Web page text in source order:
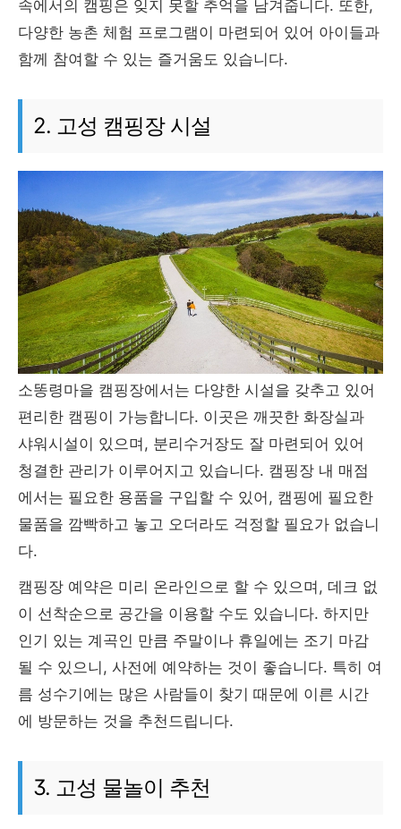
속에서의 캠핑은 잊지 못할 추억을 남겨줍니다. 또한,
다양한 농촌 체험 프로그램이 마련되어 있어 아이들과
함께 참여할 수 있는 즐거움도 있습니다.
2. 고성 캠핑장 시설
소똥령마을 캠핑장에서는 다양한 시설을 갖추고 있어
편리한 캠핑이 가능합니다. 이곳은 깨끗한 화장실과
샤워시설이 있으며, 분리수거장도 잘 마련되어 있어
청결한 관리가 이루어지고 있습니다. 캠핑장 내 매점
에서는 필요한 용품을 구입할 수 있어, 캠핑에 필요한
물품을 깜빡하고 놓고 오더라도 걱정할 필요가 없습니
다.
캠핑장 예약은 미리 온라인으로 할 수 있으며, 데크 없
이 선착순으로 공간을 이용할 수도 있습니다. 하지만
인기 있는 계곡인 만큼 주말이나 휴일에는 조기 마감
될 수 있으니, 사전에 예약하는 것이 좋습니다. 특히 여
름 성수기에는 많은 사람들이 찾기 때문에 이른 시간
에 방문하는 것을 추천드립니다.
3. 고성 물놀이 추천